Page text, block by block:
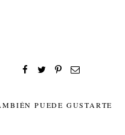
PUEDE GUSTARTE